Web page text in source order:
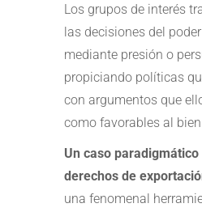
Los grupos de interés
las decisiones del
mediante presión o
propiciando políticas
con argumentos que
como favorables al
Un caso
derechos de
una fenomenal